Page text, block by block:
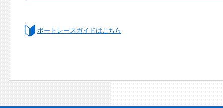
ボートレースガイドはこちら